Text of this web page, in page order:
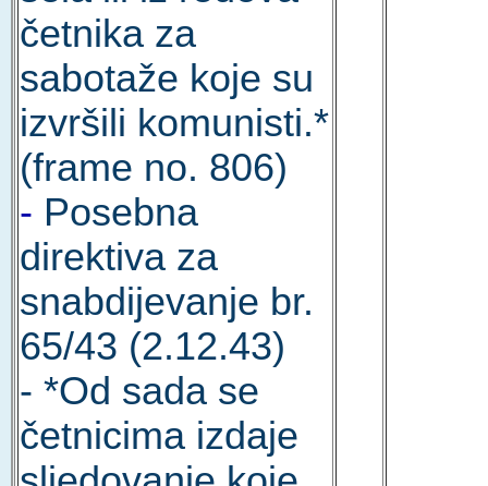
četnika za
sabotaže koje su
izvršili komunisti.*
(frame no. 806)
- Posebna
direktiva za
snabdijevanje br.
65/43 (2.12.43)
- *Od sada se
četnicima izdaje